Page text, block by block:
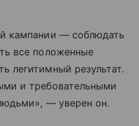
кампании — соблюдать
все положенные
легитимный результат.
и требовательными
— уверен он.